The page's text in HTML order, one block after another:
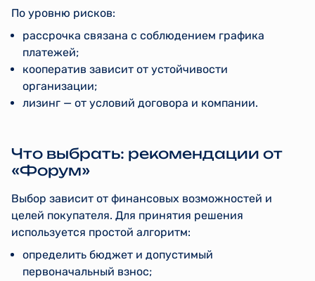
По уровню рисков:
рассрочка связана с соблюдением графика
платежей;
кооператив зависит от устойчивости
организации;
лизинг — от условий договора и компании.
Что выбрать: рекомендации от
«Форум»
Выбор зависит от финансовых возможностей и
целей покупателя. Для принятия решения
используется простой алгоритм:
определить бюджет и допустимый
первоначальный взнос;